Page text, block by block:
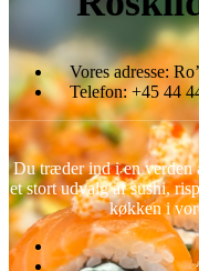
Vores adresse:
Telefon: +45 44
Du træder ind i en verden
et stort udvalg af sushi,
køkken i